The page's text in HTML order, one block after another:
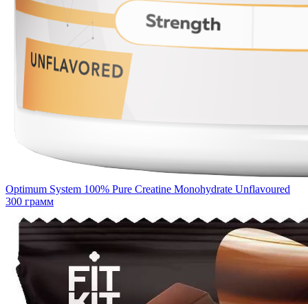
Optimum System 100% Pure Creatine Monohydrate Unflavoured
300 грамм